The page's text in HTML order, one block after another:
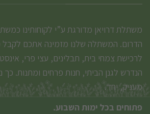
משתלת דרויאן מדורגת ע”י לקוחותינו
הדרום. המשתלה שלנו מזמינה אתכם לקבל
לרכישת צמחי בית, תבלינים, עצי פרי,
הנדרש לגנן הביתי, חנות פרחים ומתנות. כך
מעניק, יחד.
פתוחים בכל ימות השבוע.